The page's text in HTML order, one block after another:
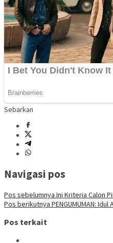
Sebarkan
Navigasi pos
Pos sebelumnya Ini Kriteria Calon
Pos berikutnya PENGUMUMAN:
Pos terkait